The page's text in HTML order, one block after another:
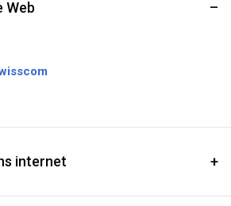
Web
internet